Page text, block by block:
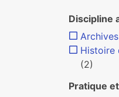
Discipline
Histoire
(2)
Pratique